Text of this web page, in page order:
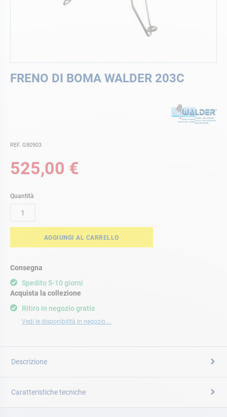
FRENO DI BOMA WALDER 203C
REF. G80903
525,00 €
Quantità
AGGIUNGI AL CARRELLO
Consegna
Spedito 5-10 giorni
Ritiro in negozio gratis
Vedi le disponibilità in negozio ...
Acquista la collezione
all'inizio
Descrizione
Caratteristiche tecniche